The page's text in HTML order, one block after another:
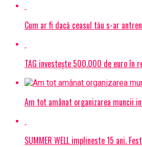
Cum ar fi dacă ceasul tău s-ar
TAG investește 500.000 de euro în
Am tot amânat organizarea muncii
SUMMER WELL implineste 15 ani.